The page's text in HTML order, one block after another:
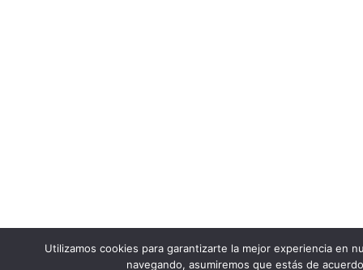
Utilizamos cookies para garantizarte la mejor experiencia en
navegando, asumiremos que estás de